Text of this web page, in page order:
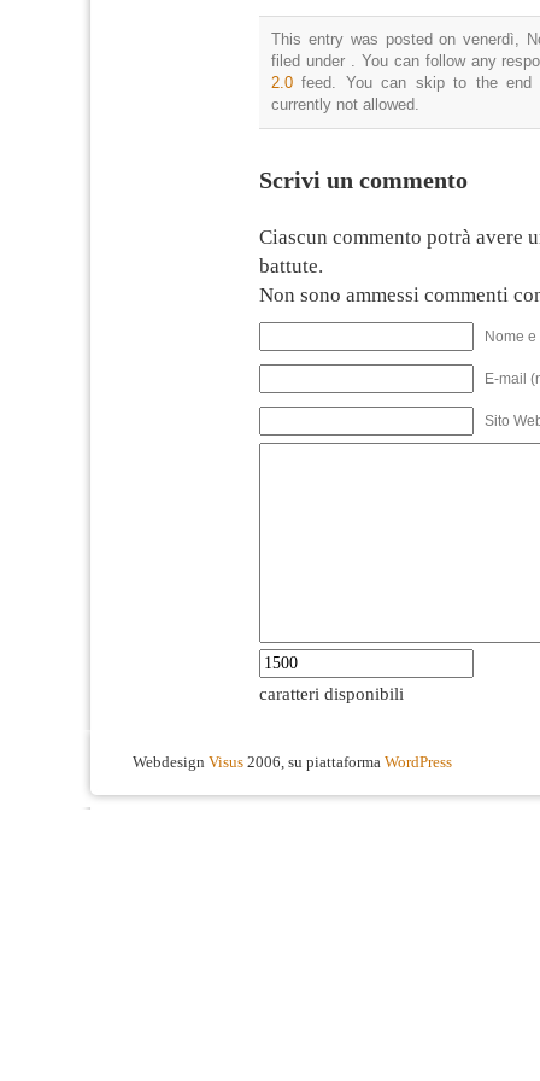
This entry was posted on venerdì,
filed under . You can follow any
2.0 feed. You can skip to the end
currently not allowed.
Scrivi un commento
Ciascun commento potrà avere
battute.
Non sono ammessi commenti
Nome
E-mail
Sito
caratteri disponibili
Webdesign Visus 2006, su piattaforma WordPress